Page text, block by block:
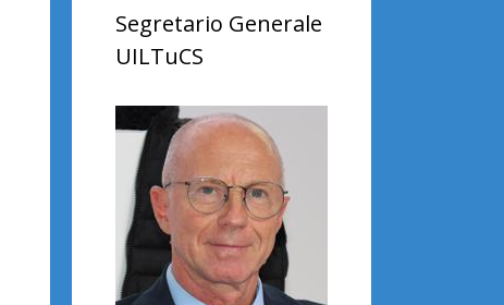
Segretario Generale
UILTuCS